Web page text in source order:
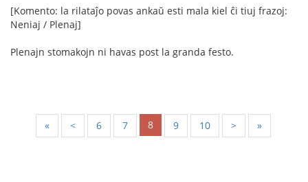
[Komento: la rilataĵo povas ankaŭ esti mala kiel ĉi tiuj frazoj:
Neniaj / Plenaj]
Plenajn stomakojn ni havas post la granda festo.
« < 6 7 8 9 10 > »